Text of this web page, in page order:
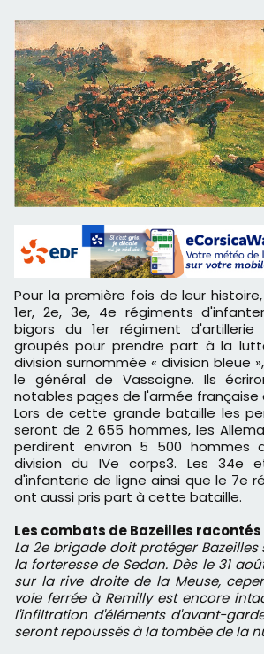
Pour la première fois de leur histoire, les marsouins du
1er, 2e, 3e, 4e régiments
bigors du 1er régiment
groupés pour prendre part à la
division surnommée « division bleue
le général de Vassoigne. Ils
notables pages de l'armée française
Lors de cette grande bataille les
seront de 2 655 hommes, les
perdirent environ 5 500 hommes
division du IVe corps3. Les 34e
d'infanterie de ligne ainsi que le 7e
ont aussi pris part à cette bataille.
Les combats de Bazeilles racontés
La 2e brigade doit protéger
la forteresse de Sedan. Dès le 31
sur la rive droite de la Meuse,
voie ferrée à Remilly est encore
l'infiltration d'éléments d'avant-
seront repoussés à la tombée de la